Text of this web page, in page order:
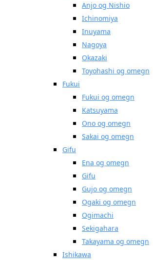
Anjo og Nishio
Ichinomiya
Inuyama
Nagoya
Okazaki
Toyohashi og omegn
Fukui
Fukui og omegn
Katsuyama
Ono og omegn
Sakai og omegn
Gifu
Ena og omegn
Gifu
Gujo og omegn
Ogaki og omegn
Ogimachi
Sekigahara
Takayama og omegn
Ishikawa